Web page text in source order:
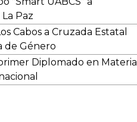
Paz
Cabos a Cruzada Estatal
de Género
Diplomado en Materia